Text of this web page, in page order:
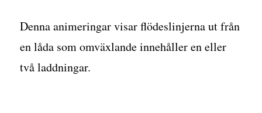
Denna animeringar visar flödeslinjerna ut från
en låda som omväxlande innehåller en eller
två laddningar.